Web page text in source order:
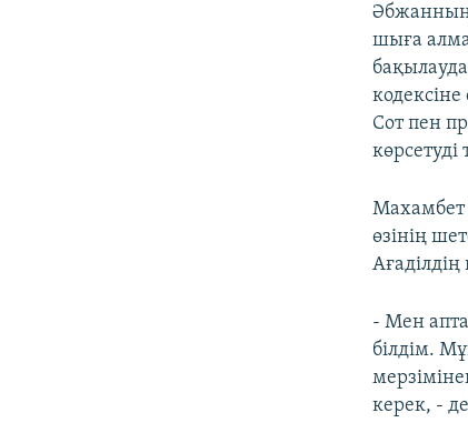
Әбжанның
шыға
Сот пен
көрсетуді
Махамбет
өзінің
- Мен
білдім.
керек, -